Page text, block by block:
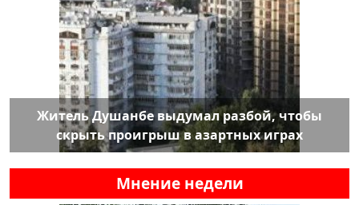
Житель Душанбе выдумал разбой, чтобы
скрыть проигрыш в азартных играх
Мнение недели